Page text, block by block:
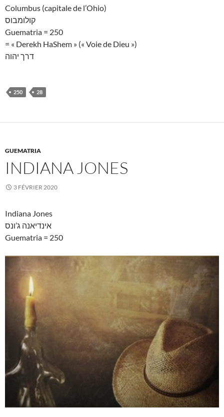
Columbus (capitale de l’Ohio)
קולומבוס
Guematria = 250
= « Derekh HaShem » (« Voie de Dieu »)
דרך יהוה
250 28
GUEMATRIA
INDIANA JONES
3 FÉVRIER 2020
Indiana Jones
אינדיאנה ג’ונס
Guematria = 250